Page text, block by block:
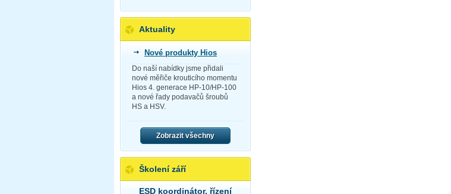
Aktuality
Nové produkty Hios
Do naší nabídky jsme přidali
nové měřiče krouticího momentu
Hios 4. generace HP-10/HP-100
a nové řady podavačů šroubů
HS a HSV.
Zobrazit všechny
Školení září
ESD koordinátor, řízení